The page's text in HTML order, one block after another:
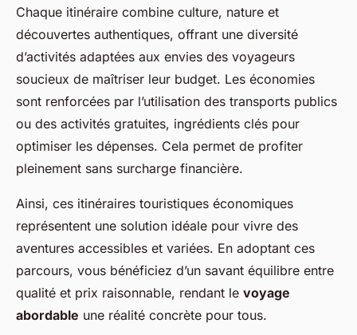
Chaque itinéraire combine culture, nature et
découvertes authentiques, offrant une diversité
d’activités adaptées aux envies des voyageurs
soucieux de maîtriser leur budget. Les économies
sont renforcées par l’utilisation des transports publics
ou des activités gratuites, ingrédients clés pour
optimiser les dépenses. Cela permet de profiter
pleinement sans surcharge financière.
Ainsi, ces itinéraires touristiques économiques
représentent une solution idéale pour vivre des
aventures accessibles et variées. En adoptant ces
parcours, vous bénéficiez d’un savant équilibre entre
qualité et prix raisonnable, rendant le voyage
abordable une réalité concrète pour tous.